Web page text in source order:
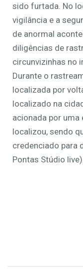
sido furtada. No
vigilância e a
de anormal
diligências de
circunvizinhas no
Durante o
localizada por
localizado na
acionada por
localizou, sendo
credenciado para
Pontas Stúdio